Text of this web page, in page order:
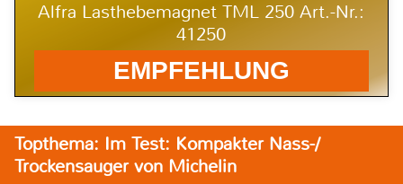
Alfra Lasthebemagnet TML 250 Art.-Nr.:
41250
EMPFEHLUNG
Topthema: Im Test: Kompakter Nass-/
Trockensauger von Michelin